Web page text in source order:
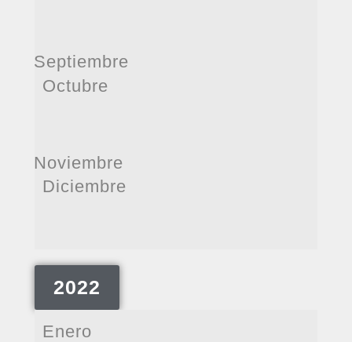
Septiembre
Octubre
Noviembre
Diciembre
2022
Enero